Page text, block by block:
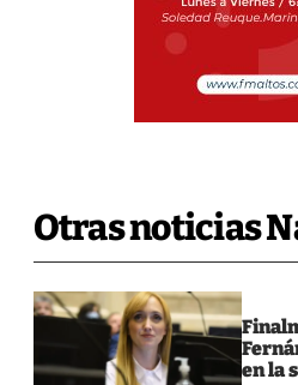
Otras noticias
en la